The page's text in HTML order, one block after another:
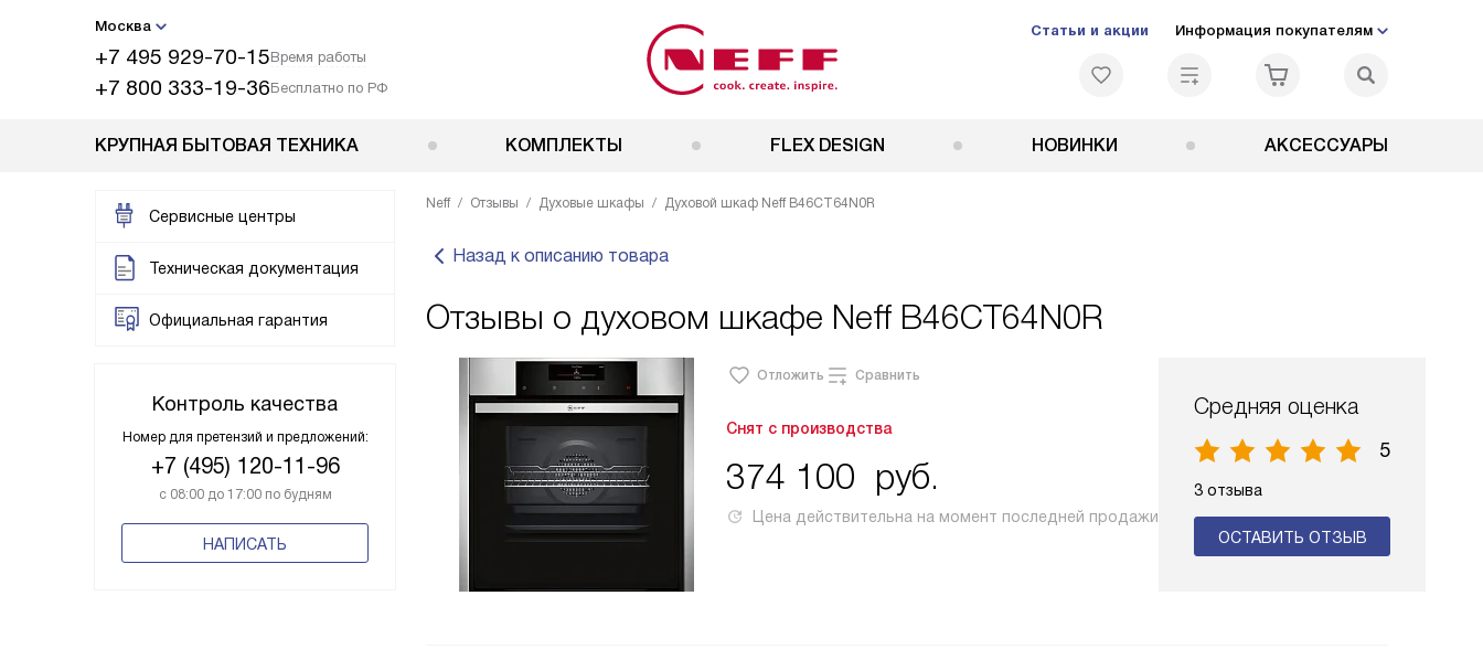
Москва
+7 495 929-70-15Время работы
+7 800 333-19-36Бесплатно по РФ
Статьи и акции Информация покупателям
КРУПНАЯ БЫТОВАЯ ТЕХНИКА КОМПЛЕКТЫ FLEX DESIGN НОВИНКИ АКСЕССУАРЫ
Сервисные центры
Техническая документация
Официальная гарантия
Контроль качества
Номер для претензий и предложений:
+7 (495) 120-11-96
с 08:00 до 17:00 по будням
НАПИСАТЬ
Neff Отзывы Духовые шкафы Духовой шкаф Neff B46CT64N0R
Назад к описанию товара
Отзывы о духовом шкафе Neff B46CT64N0R
Отложить Сравнить
Снят с производства
374 100 руб.
Цена действительна на момент последней продажи
Средняя оценка
5
3 отзыва
ОСТАВИТЬ ОТЗЫВ